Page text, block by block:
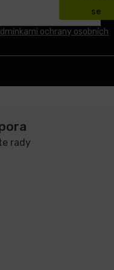
ochrany osobních
se
rady